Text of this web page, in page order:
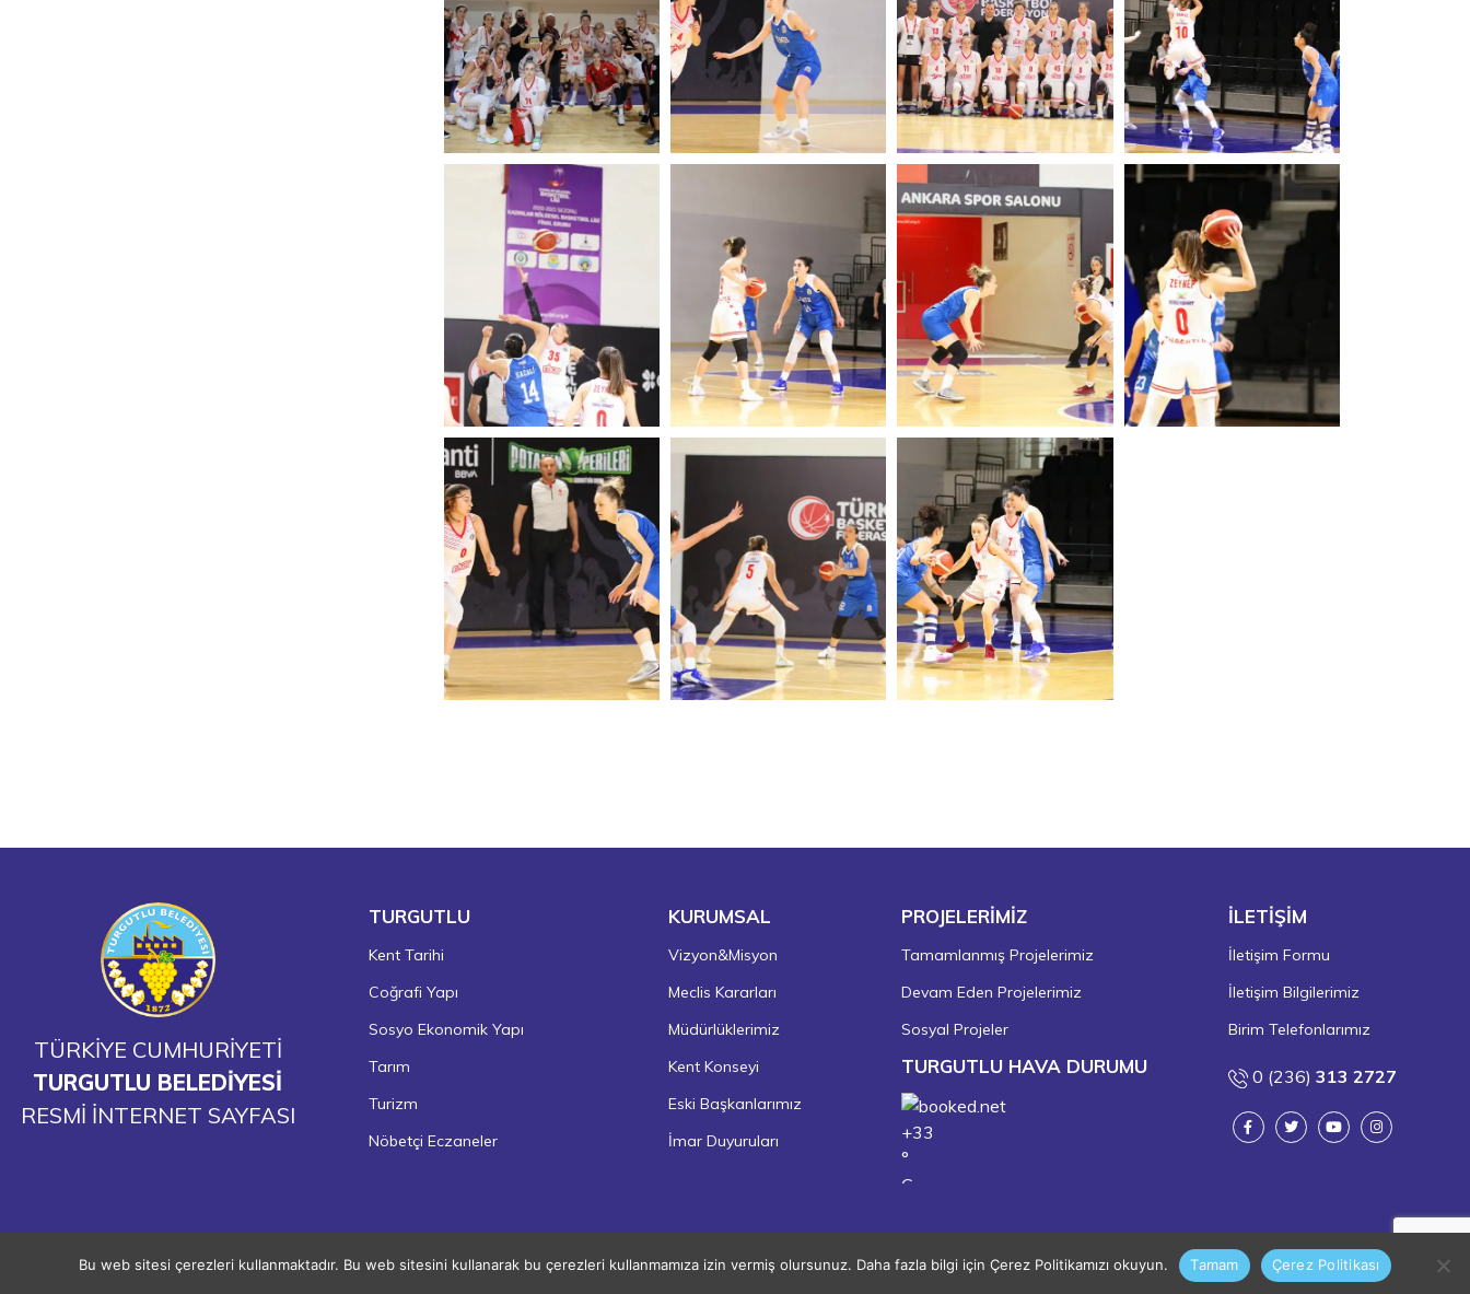
TÜRKİYE CUMHURİYETİ
TURGUTLU BELEDİYESİ
RESMİ İNTERNET SAYFASI
TURGUTLU
Kent Tarihi
Coğrafi Yapı
Sosyo Ekonomik Yapı
Tarım
Turizm
Nöbetçi Eczaneler
KURUMSAL
Vizyon&Misyon
Meclis Kararları
Müdürlüklerimiz
Kent Konseyi
Eski Başkanlarımız
İmar Duyuruları
PROJELERİMİZ
Tamamlanmış Projelerimiz
Devam Eden Projelerimiz
Sosyal Projeler
TURGUTLU HAVA DURUMU
+33
°
C
+22°
Turgutlu
İLETİŞİM
İletişim Formu
İletişim Bilgilerimiz
Birim Telefonlarımız
0 (236)313 2727
Copyright © 2026 Turgutlu Belediyesi
Bu web sitesi çerezleri kullanmaktadır. Bu web sitesini kullanarak bu çerezleri kullanmamıza izin vermiş olursunuz. Daha fazla bilgi için Çerez Politikamızı okuyun. Tamam Çerez Politikası